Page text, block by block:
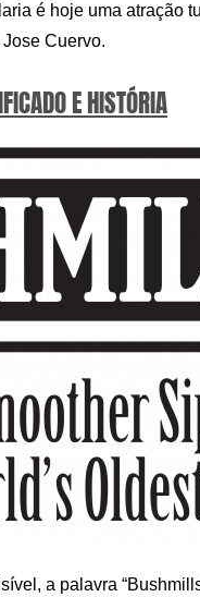
é hoje uma atração
Cuervo.
E HISTÓRIA
a palavra